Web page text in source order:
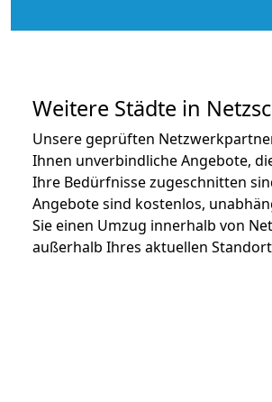
Weitere Städte in
Unsere geprüften
Ihnen unverbindliche Angebote,
Ihre Bedürfnisse zugeschnitten
Angebote sind kostenlos,
Sie einen Umzug innerhalb von
außerhalb Ihres aktuellen